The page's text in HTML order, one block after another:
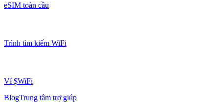
eSIM toàn cầu
Trình tìm kiếm WiFi
Ví $WiFi
BlogTrung tâm trợ giúp